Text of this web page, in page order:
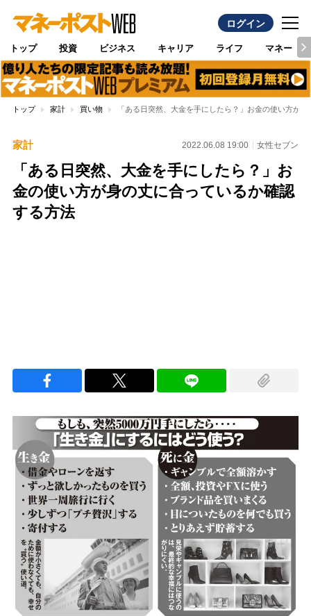
ログイン
トップ 投資 ビジネス キャリア ライフ マネー
トップ 家計 買い物 「ある日突然、大金を手にしたら？」お金の使い方が
家計 2022.06.08 19:00 女性セブン
「ある日突然、大金を手にしたら？」お
金の使い方が身の丈に合っているか確認
する方法